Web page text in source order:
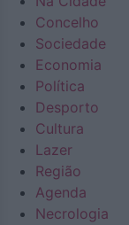
Concelho
Sociedade
Economia
Política
Desporto
Cultura
Lazer
Região
Agenda
Necrologia